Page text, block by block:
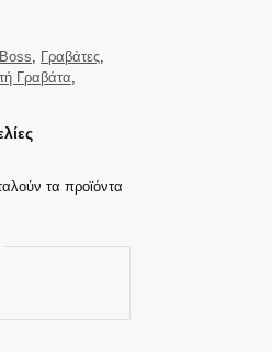
Γραβάτες
Γραβάτα
τα προϊόντα